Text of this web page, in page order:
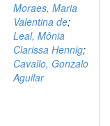
Moraes, Maria
Valentina de;
Leal, Mônia
Clarissa Hennig;
Cavallo, Gonzalo
Aguilar